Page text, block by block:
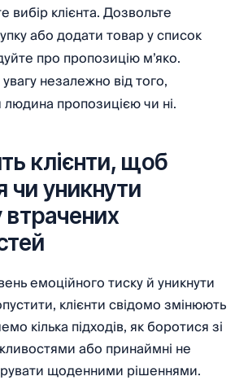
вибір клієнта. Дозвольте
або додати товар у список
про пропозицію м’яко.
незалежно від того,
пропозицією чи ні.
клієнти, щоб
чи уникнути
емоційного тиску й уникнути
клієнти свідомо змінюють
кілька підходів, як боротися зі
або принаймні не
щоденними рішеннями.